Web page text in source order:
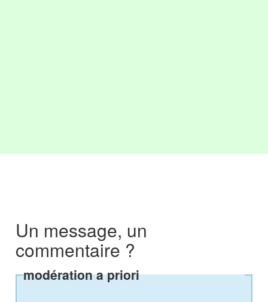
Un message, un
commentaire ?
modération a priori